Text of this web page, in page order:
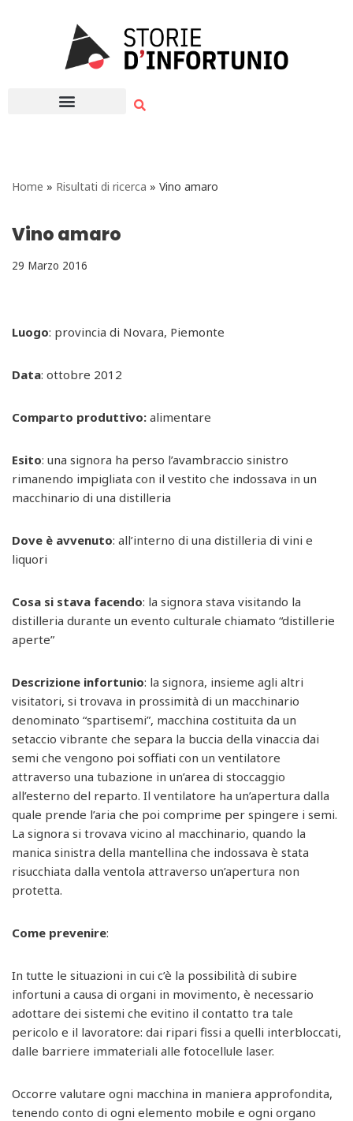
Home » Risultati di ricerca » Vino amaro
Vino amaro
29 Marzo 2016
Luogo: provincia di Novara, Piemonte
Data: ottobre 2012
Comparto produttivo: alimentare
Esito: una signora ha perso l’avambraccio sinistro
rimanendo impigliata con il vestito che indossava in un
macchinario di una distilleria
Dove è avvenuto: all’interno di una distilleria di vini e
liquori
Cosa si stava facendo: la signora stava visitando la
distilleria durante un evento culturale chiamato “distillerie
aperte”
Descrizione infortunio: la signora, insieme agli altri
visitatori, si trovava in prossimità di un macchinario
denominato “spartisemi”, macchina costituita da un
setaccio vibrante che separa la buccia della vinaccia dai
semi che vengono poi soffiati con un ventilatore
attraverso una tubazione in un’area di stoccaggio
all’esterno del reparto. Il ventilatore ha un’apertura dalla
quale prende l’aria che poi comprime per spingere i semi.
La signora si trovava vicino al macchinario, quando la
manica sinistra della mantellina che indossava è stata
risucchiata dalla ventola attraverso un’apertura non
protetta.
Come prevenire:
In tutte le situazioni in cui c’è la possibilità di subire
infortuni a causa di organi in movimento, è necessario
adottare dei sistemi che evitino il contatto tra tale
pericolo e il lavoratore: dai ripari fissi a quelli interbloccati,
dalle barriere immateriali alle fotocellule laser.
Occorre valutare ogni macchina in maniera approfondita,
tenendo conto di ogni elemento mobile e ogni organo